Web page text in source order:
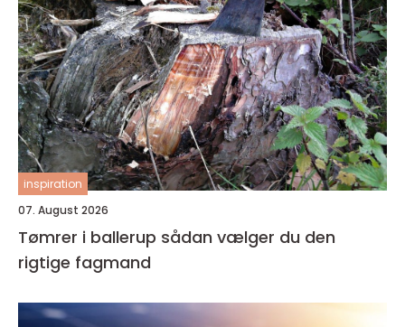
inspiration
07. August 2026
Tømrer i ballerup sådan vælger du den
rigtige fagmand